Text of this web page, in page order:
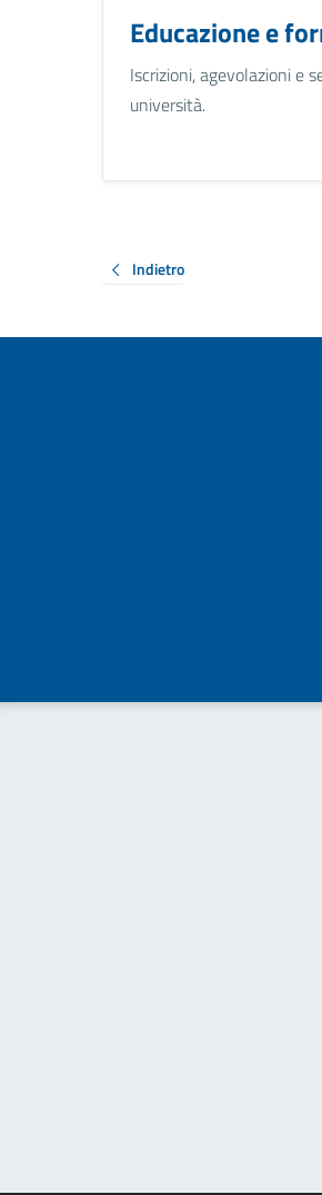
Educazione e
Iscrizioni, agevolazioni e
università.
Indietro